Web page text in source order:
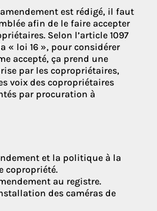
est rédigé, il faut
afin de le faire accepter
Selon l’article 1097
« loi 16 », pour considérer
accepté, ça prend une
par les copropriétaires,
voix des copropriétaires
par procuration à
et la politique à la
copropriété.
au registre.
des caméras de